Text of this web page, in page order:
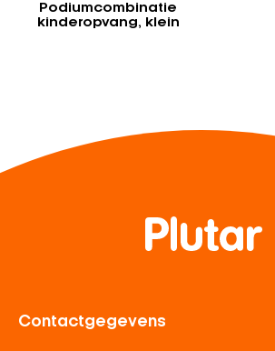
Podiumcombinatie
kinderopvang, klein
Contactgegevens